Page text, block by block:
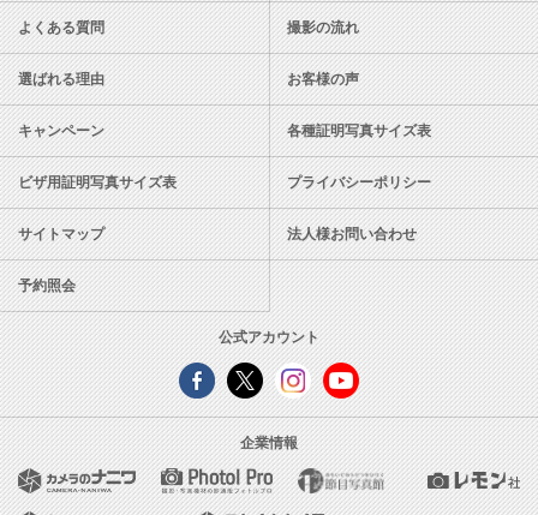
よくある質問 撮影の流れ
選ばれる理由 お客様の声
キャンペーン 各種証明写真サイズ表
ビザ用証明写真サイズ表 プライバシーポリシー
サイトマップ 法人様お問い合わせ
予約照会
公式アカウント
企業情報